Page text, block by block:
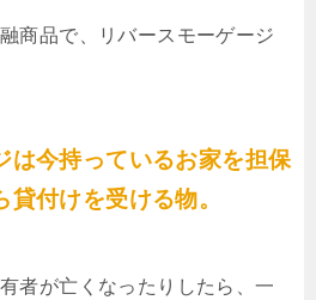
商品で、リバースモーゲージ
は今持っているお家を担保
付けを受ける物。
者が亡くなったりしたら、一